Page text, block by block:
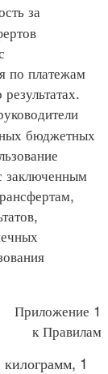
за
по платежам
бюджетных
заключенным
Приложение 1
к Правилам
1